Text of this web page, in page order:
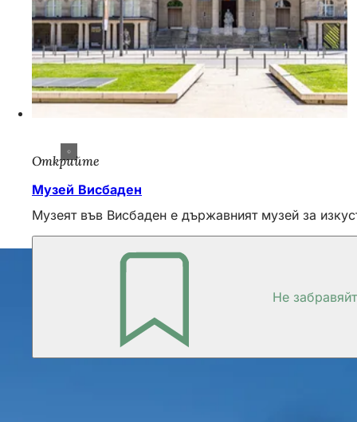
Открийте
Музей Висбаден
Музеят във Висбаден е държавният музей за
Не